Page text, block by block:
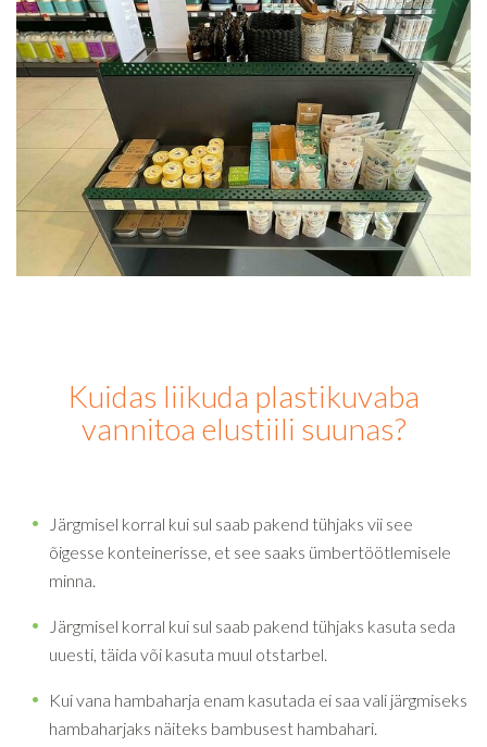
Kuidas liikuda plastikuvaba
vannitoa elustiili suunas?
Järgmisel korral kui sul saab pakend tühjaks vii see
õigesse konteinerisse, et see saaks ümbertöötlemisele
minna.
Järgmisel korral kui sul saab pakend tühjaks kasuta seda
uuesti, täida või kasuta muul otstarbel.
Kui vana hambaharja enam kasutada ei saa vali järgmiseks
hambaharjaks näiteks bambusest hambahari.